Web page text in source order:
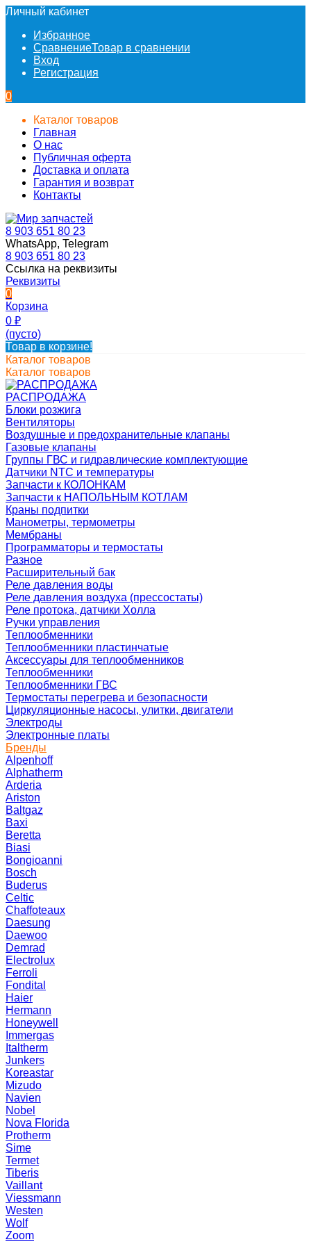
Личный кабинет
Избранное
СравнениеТовар в сравнении
Вход
Регистрация
0
Каталог товаров
Главная
О нас
Публичная оферта
Доставка и оплата
Гарантия и возврат
Контакты
8 903 651 80 23
WhatsApp, Telegram
8 903 651 80 23
Ссылка на реквизиты
Реквизиты
0
Корзина
0 ₽
(пусто)
Товар в корзине!
Каталог товаров
Каталог товаров
РАСПРОДАЖА
Блоки розжига
Вентиляторы
Воздушные и предохранительные клапаны
Газовые клапаны
Группы ГВС и гидравлические комплектующие
Датчики NTC и температуры
Запчасти к КОЛОНКАМ
Запчасти к НАПОЛЬНЫМ КОТЛАМ
Краны подпитки
Манометры, термометры
Мембраны
Программаторы и термостаты
Разное
Расширительный бак
Реле давления воды
Реле давления воздуха (прессостаты)
Реле протока, датчики Холла
Ручки управления
Теплообменники
Теплообменники пластинчатые
Аксессуары для теплообменников
Теплообменники
Теплообменники ГВС
Термостаты перегрева и безопасности
Циркуляционные насосы, улитки, двигатели
Электроды
Электронные платы
Бренды
Alpenhoff
Alphatherm
Arderia
Ariston
Baltgaz
Baxi
Beretta
Biasi
Bongioanni
Bosch
Buderus
Celtic
Chaffoteaux
Daesung
Daewoo
Demrad
Electrolux
Ferroli
Fondital
Haier
Hermann
Honeywell
Immergas
Italtherm
Junkers
Koreastar
Mizudо
Navien
Nobel
Nova Florida
Protherm
Sime
Termet
Tiberis
Vaillant
Viessmann
Westen
Wolf
Zoom